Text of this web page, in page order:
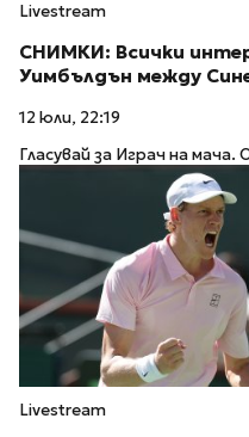
Livestream
СНИМКИ: Всички
Уимбълдън между
12 юли, 22:19
Гласувай за Играч на
Livestream